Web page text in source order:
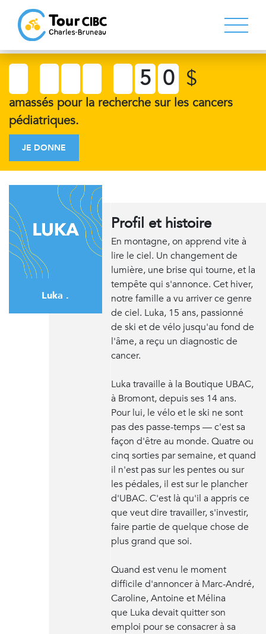
5 0 $
amassés pour la recherche sur les cancers
pédiatriques.
JE DONNE
Luka .
Profil et histoire
En montagne, on apprend vite à
lire le ciel. Un changement de
lumière, une brise qui tourne, et la
tempête qui s'annonce. Cet hiver,
notre famille a vu arriver ce genre
de ciel. Luka, 15 ans, passionné
de ski et de vélo jusqu'au fond de
l'âme, a reçu un diagnostic de
cancer.
Luka travaille à la Boutique UBAC,
à Bromont, depuis ses 14 ans.
Pour lui, le vélo et le ski ne sont
pas des passe-temps — c'est sa
façon d'être au monde. Quatre ou
cinq sorties par semaine, et quand
il n'est pas sur les pentes ou sur
les pédales, il est sur le plancher
d'UBAC. C'est là qu'il a appris ce
que veut dire travailler, s'investir,
faire partie de quelque chose de
plus grand que soi.
Quand est venu le moment
difficile d'annoncer à Marc-André,
Caroline, Antoine et Mélina
que Luka devait quitter son
emploi pour se consacrer à sa